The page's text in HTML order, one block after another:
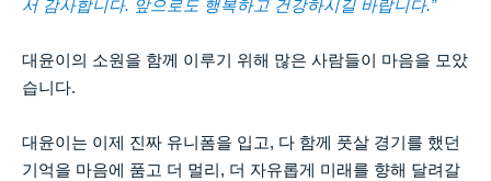
서 감사합니다. 앞으로도 행복하고 건강하시길 바랍니다.”
대윤이의 소원을 함께 이루기 위해 많은 사람들이 마음을 모았
습니다.
대윤이는 이제 진짜 유니폼을 입고, 다 함께 풋살 경기를 했던
기억을 마음에 품고 더 멀리 , 더 자유롭게 미래를 향해 달려갈